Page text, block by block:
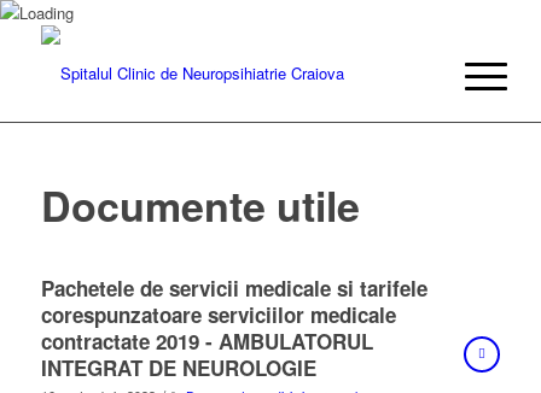
Documente utile
Pachetele de servicii medicale si tarifele
corespunzatoare serviciilor medicale
contractate 2019 - AMBULATORUL
INTEGRAT DE NEUROLOGIE